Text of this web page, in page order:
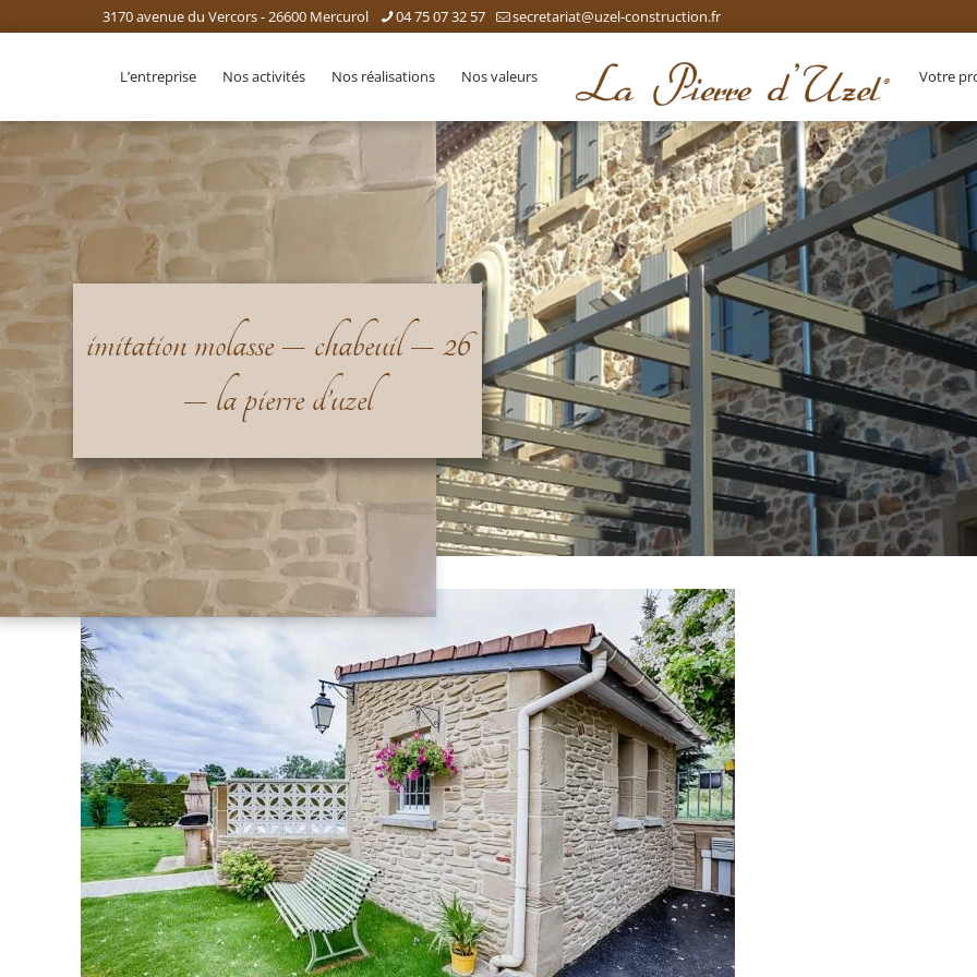
3170 avenue du Vercors - 26600 Mercurol 04 75 07 32 57 secretariat@uzel-construction.fr
L’entreprise Nos activités Nos réalisations Nos valeurs Votre
imitation molasse – chabeuil – 26
– la pierre d’uzel